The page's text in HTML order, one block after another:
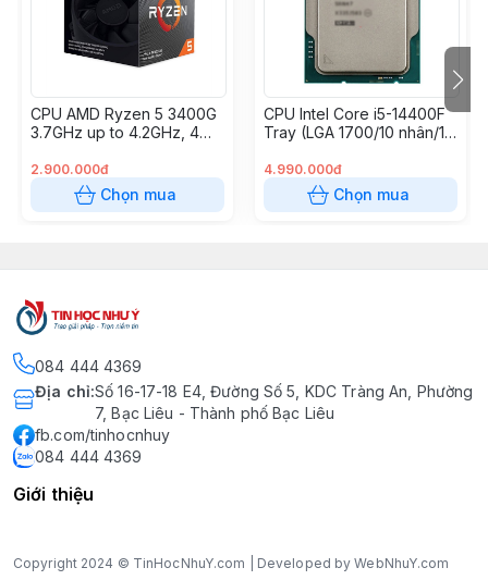
CPU AMD Ryzen 5 3400G
3.7GHz up to 4.2GHz, 4
Radeon Vega 11, 65W
(Socket AM4)
2.900.000đ
Chọn mua
CPU Intel Core i5-14400F
Tray (LGA 1700/10 nhân/16
Box)
4.990.000đ
Chọn mua
084 444 4369
Địa chỉ:Số 16-17-18 E4, Đường Số 5, KDC Tràng An, Phường
7, Bạc Liêu - Thành phố Bạc Liêu
fb.com/tinhocnhuy
084 444 4369
Giới thiệu
Copyright 2024 © TinHocNhuY.com | Developed by WebNhuY.com